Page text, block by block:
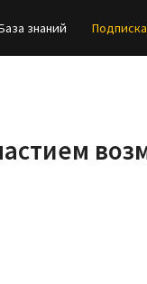
знаний Подписка